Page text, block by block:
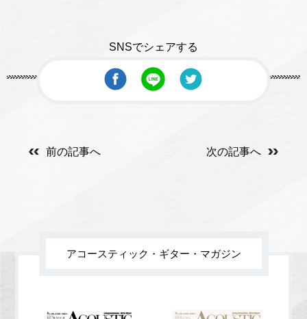
SNSでシェアする
前の記事へ 次の記事へ
アコースティック・ギター・マガジン